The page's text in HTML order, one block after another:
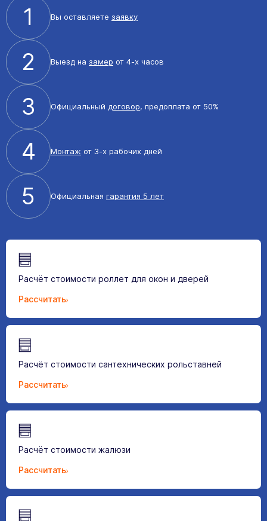
1 Вы оставляете заявку
2 Выезд на замер от 4-х часов
3 Официальный договор, предоплата от 50%
4 Монтаж от 3-х рабочих дней
5 Официальная гарантия 5 лет
Расчёт стоимости роллет для окон и дверей
Рассчитать
Расчёт стоимости сантехнических рольставней
Рассчитать
Расчёт стоимости жалюзи
Рассчитать